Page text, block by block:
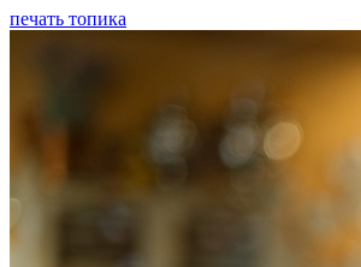
печать топика